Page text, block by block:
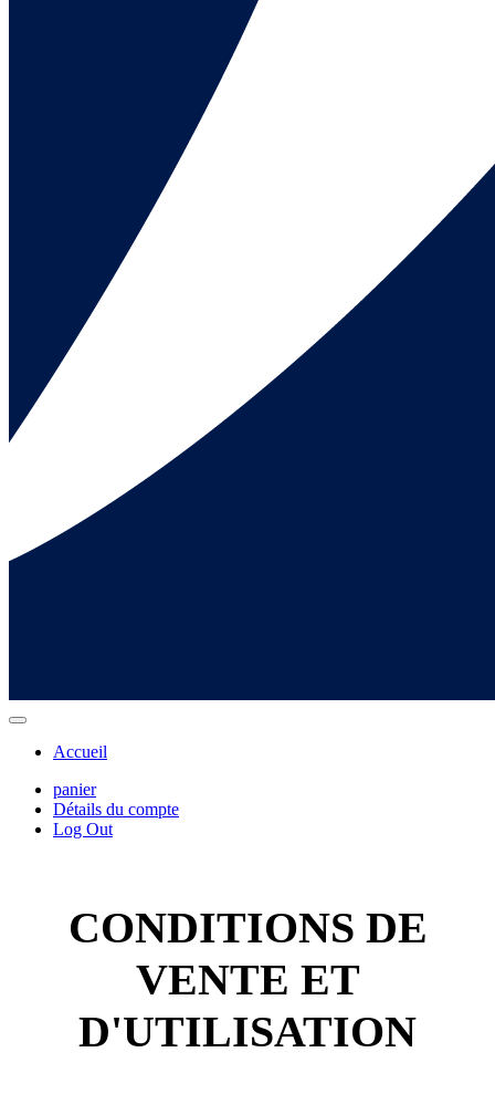
Accueil
panier
Détails du compte
Log Out
CONDITIONS DE
VENTE ET
D'UTILISATION